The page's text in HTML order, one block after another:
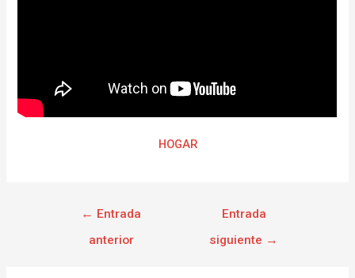
HOGAR
← Entrada
anterior
Entrada
siguiente →